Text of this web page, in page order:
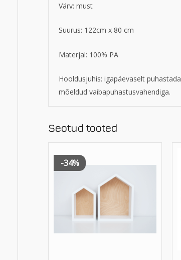
Värv: must
Suurus: 122cm x 80 cm
Materjal: 100% PA
Hooldusjuhis: igapäevaselt
mõeldud vaibapuhastusvahendiga.
Seotud tooted
-34%